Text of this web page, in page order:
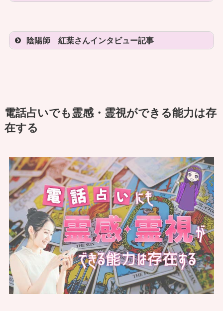
霊能者はどう答える？
開運グッズって効果がないの！？ 本
物の霊能者（イタコ）が語るここだけ
の話とは？
本物の霊能者（イタコ）にズバリ聞い
ウル（魂の双子）とは？ 探すのは危
った？ 「見える人」からクラスチェ
ンジ！
言語は世界を越える！？ 修行中の日
本人霊能者に、台湾から霊がついてき
た
ソウルメイト・ツインソウルとは？
本物の霊視者に聞いてみた！
霊能者修行中の日本人が見た台湾 台
切り伝説
イメージ通り？～
リアルな魔女の作り方～持って生まれ
た能力とアイテムで魔女になろう
現代の最強魔女が視た！一般人が呼び
寄せた怖い悪魔
が語る成仏や浄化の秘訣
お寺に参拝するのは人だけではな
い！？ 心霊ちょっとのんびり話
面接を受けた人の体験談
実際に電話占いで占い師として勤務し
ている人の体験談
電話占いの占い師になるために必要な
ものと準備すること
霊感なんてない！それでも占い師にな
僧侶や神職の霊能者はどれくらいい
お参りにも仕方がある プロに聞くや
ってはいけないことって？
お参りの作法は難しいのか？神社の神
職が丁寧に教えてくれたよ
陰陽師 紅葉さんインタビュー記事
現代に蘇る陰陽師の仕事とは？
現代の陰陽師と式神の知識 土地神と
の向き合い方を語る
現代で陰陽師になれる？陰陽師になれ
る方法とは
電話占いでも霊感・霊視ができる能力は存
在する